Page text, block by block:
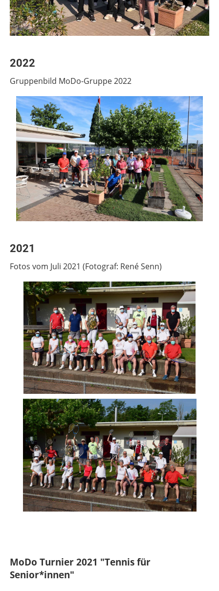
2022
Gruppenbild MoDo-Gruppe 2022
2021
Fotos vom Juli 2021 (Fotograf: René Senn)
MoDo Turnier 2021 "Tennis für
Senior*innen"